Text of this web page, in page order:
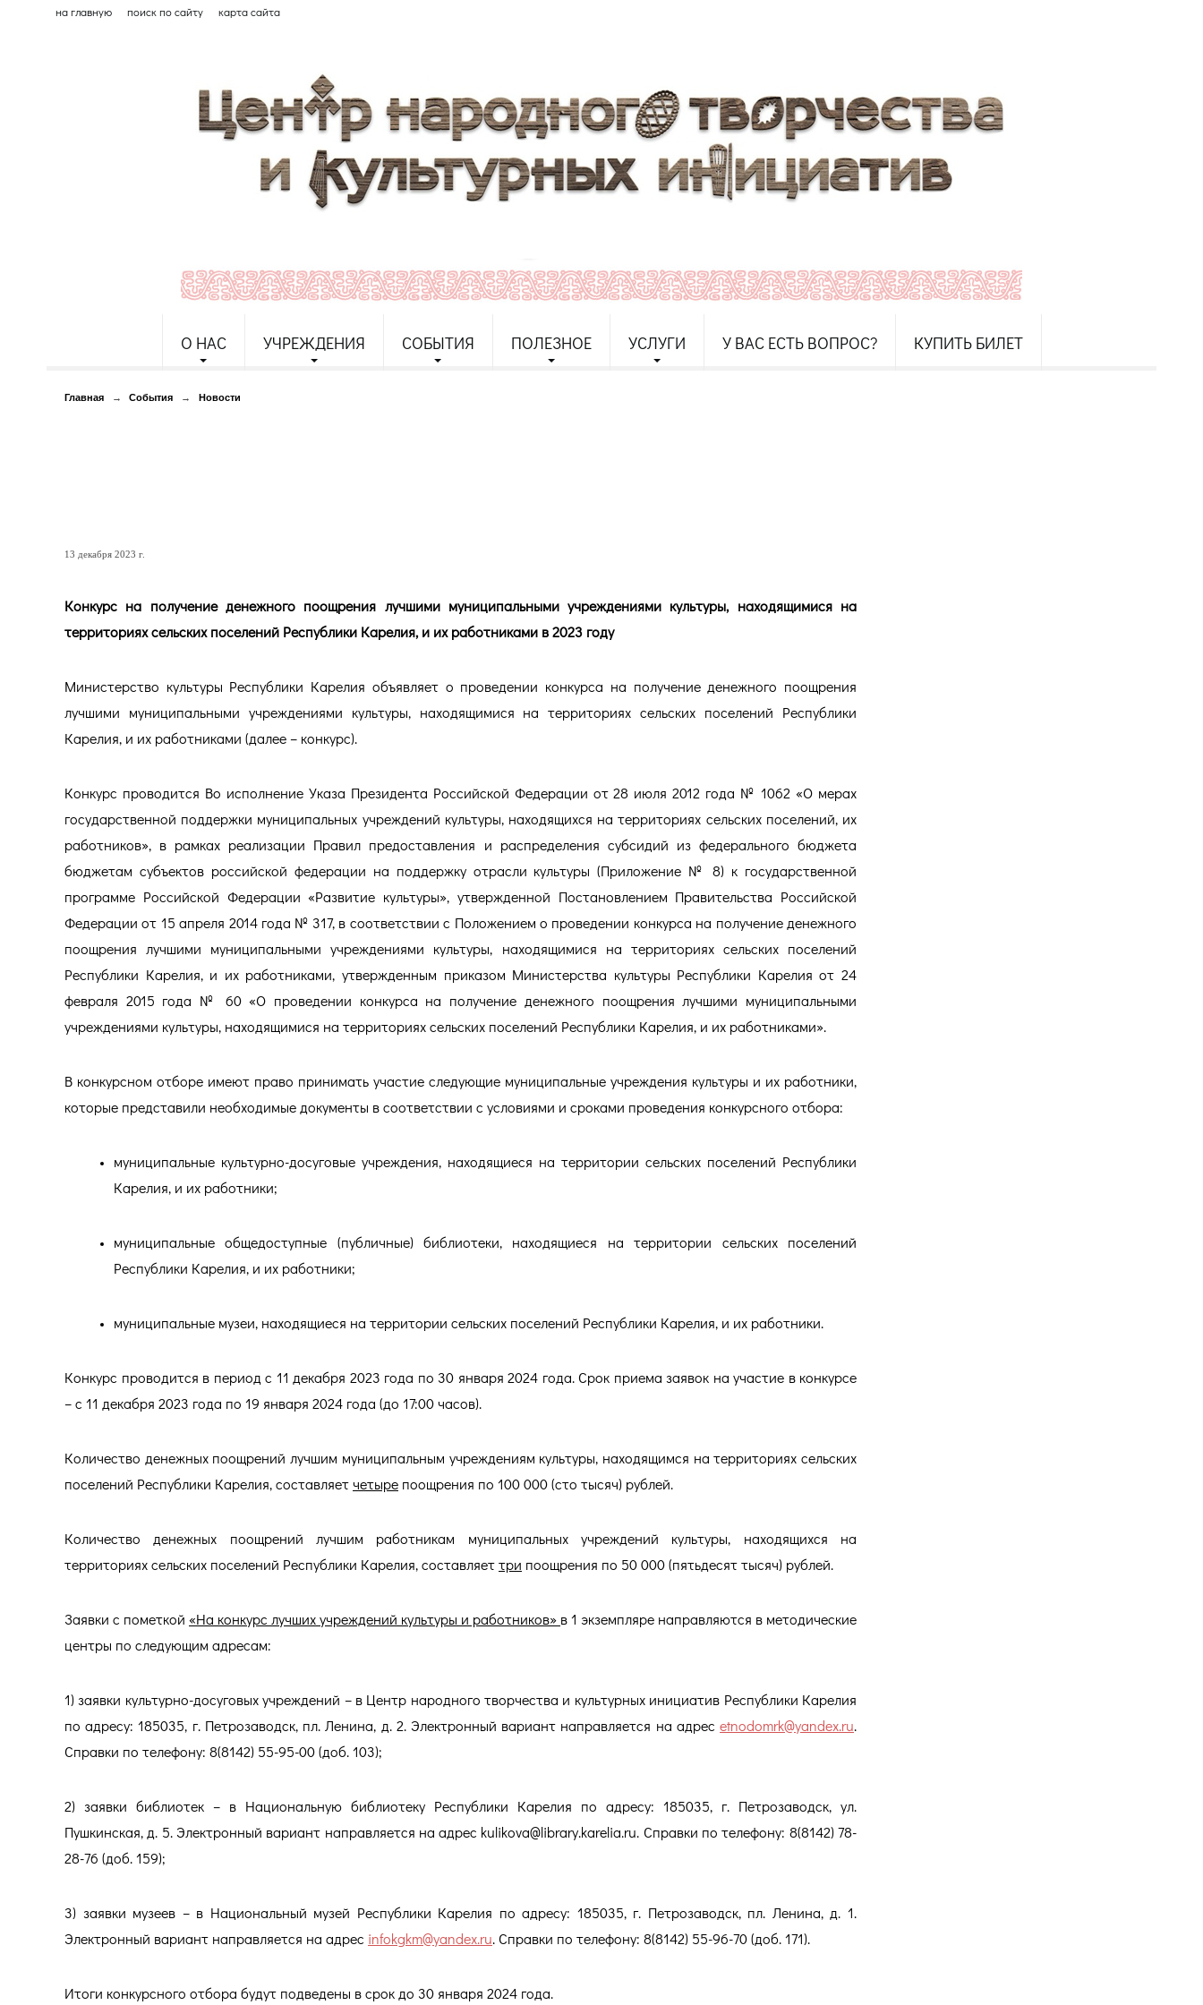
на главную поиск по сайту карта сайта
О НАС УЧРЕЖДЕНИЯ СОБЫТИЯ ПОЛЕЗНОЕ УСЛУГИ У ВАС ЕСТЬ ВОПРОС? КУПИТЬ БИЛЕТ
Главная → События → Новости
13 декабря 2023 г.
Конкурс на получение денежного поощрения лучшими муниципальными учреждениями культуры, находящимися на
территориях сельских поселений Республики Карелия, и их работниками в 2023 году
Министерство культуры Республики Карелия объявляет о проведении конкурса на получение денежного поощрения
лучшими муниципальными учреждениями культуры, находящимися на территориях сельских поселений Республики
Карелия, и их работниками (далее – конкурс).
Конкурс проводится Во исполнение Указа Президента Российской Федерации от 28 июля 2012 года № 1062 «О мерах
государственной поддержки муниципальных учреждений культуры, находящихся на территориях сельских поселений, их
работников», в рамках реализации Правил предоставления и распределения субсидий из федерального бюджета
бюджетам субъектов российской федерации на поддержку отрасли культуры (Приложение № 8) к государственной
программе Российской Федерации «Развитие культуры», утвержденной Постановлением Правительства Российской
Федерации от 15 апреля 2014 года № 317, в соответствии с Положением о проведении конкурса на получение денежного
поощрения лучшими муниципальными учреждениями культуры, находящимися на территориях сельских поселений
Республики Карелия, и их работниками, утвержденным приказом Министерства культуры Республики Карелия от 24
февраля 2015 года № 60 «О проведении конкурса на получение денежного поощрения лучшими муниципальными
учреждениями культуры, находящимися на территориях сельских поселений Республики Карелия, и их работниками».
В конкурсном отборе имеют право принимать участие следующие муниципальные учреждения культуры и их работники,
которые представили необходимые документы в соответствии с условиями и сроками проведения конкурсного отбора:
муниципальные культурно-досуговые учреждения, находящиеся на территории сельских поселений Республики
Карелия, и их работники;
муниципальные общедоступные (публичные) библиотеки, находящиеся на территории сельских поселений
Республики Карелия, и их работники;
муниципальные музеи, находящиеся на территории сельских поселений Республики Карелия, и их работники.
Конкурс проводится в период с 11 декабря 2023 года по 30 января 2024 года. Срок приема заявок на участие в конкурсе
– с 11 декабря 2023 года по 19 января 2024 года (до 17:00 часов).
Количество денежных поощрений лучшим муниципальным учреждениям культуры, находящимся на территориях сельских
поселений Республики Карелия, составляетчетыре поощрения по 100 000 (сто тысяч) рублей.
Количество денежных поощрений лучшим работникам муниципальных учреждений культуры, находящихся на
территориях сельских поселений Республики Карелия, составляеттри поощрения по 50 000 (пятьдесят тысяч) рублей.
Заявки с пометкой «На конкурс лучших учреждений культуры и работников» в 1 экземпляре направляются в методические
центры по следующим адресам:
1) заявки культурно-досуговых учреждений – в Центр народного творчества и культурных инициатив Республики Карелия
по адресу: 185035, г. Петрозаводск, пл. Ленина, д. 2. Электронный вариант направляется на адрес etnodomrk@yandex.ru.
Справки по телефону: 8(8142) 55-95-00 (доб. 103);
2) заявки библиотек – в Национальную библиотеку Республики Карелия по адресу: 185035, г. Петрозаводск, ул.
Пушкинская, д. 5. Электронный вариант направляется на адрес kulikova@library.karelia.ru. Справки по телефону: 8(8142) 78-
28-76 (доб. 159);
3) заявки музеев – в Национальный музей Республики Карелия по адресу: 185035, г. Петрозаводск, пл. Ленина, д. 1.
Электронный вариант направляется на адрес infokgkm@yandex.ru. Справки по телефону: 8(8142) 55-96-70 (доб. 171).
Итоги конкурсного отбора будут подведены в срок до 30 января 2024 года.